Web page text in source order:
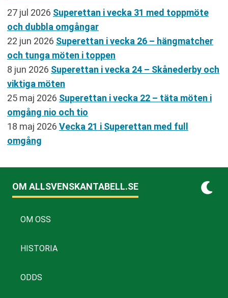
27 jul 2026 Superettan i vecka 31 med toppmöte
och dubbla omgångar
22 jun 2026 Superettan i vecka 26 – hängmatcher
och tunga möten i toppen
8 jun 2026 Superettan i vecka 24 – Skånederby och
viktiga möten
25 maj 2026 Superettan i vecka 22 – täta möten i
omgång nio och tio
18 maj 2026 Vecka 21 i Superettan med full
omgång
OM ALLSVENSKANTABELL.SE
OM OSS
HISTORIA
ODDS